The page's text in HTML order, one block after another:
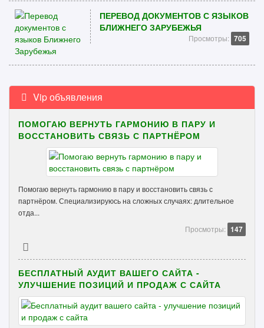
ПЕРЕВОД ДОКУМЕНТОВ С ЯЗЫКОВ
БЛИЖНЕГО ЗАРУБЕЖЬЯ
Просмотры: 705
Vip объявления
ПОМОГАЮ ВЕРНУТЬ ГАРМОНИЮ В ПАРУ И
ВОССТАНОВИТЬ СВЯЗЬ С ПАРТНЁРОМ
Помогаю вернуть гармонию в пару и восстановить связь с
партнёром. Специализируюсь на сложных случаях: длительное
отда...
Просмотры: 147
БЕСПЛАТНЫЙ АУДИТ ВАШЕГО САЙТА -
УЛУЧШЕНИЕ ПОЗИЦИЙ И ПРОДАЖ С САЙТА